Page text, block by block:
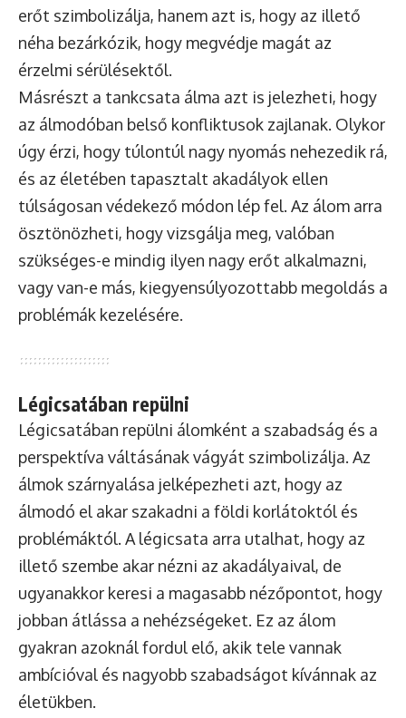
erőt szimbolizálja, hanem azt is, hogy az illető
néha bezárkózik, hogy megvédje magát az
érzelmi sérülésektől.
Másrészt a tankcsata álma azt is jelezheti, hogy
az álmodóban belső konfliktusok zajlanak. Olykor
úgy érzi, hogy túlontúl nagy nyomás nehezedik rá,
és az életében tapasztalt akadályok ellen
túlságosan védekező módon lép fel. Az álom arra
ösztönözheti, hogy vizsgálja meg, valóban
szükséges-e mindig ilyen nagy erőt alkalmazni,
vagy van-e más, kiegyensúlyozottabb megoldás a
problémák kezelésére.
Légicsatában repülni
Légicsatában repülni álomként a szabadság és a
perspektíva váltásának vágyát szimbolizálja. Az
álmok szárnyalása jelképezheti azt, hogy az
álmodó el akar szakadni a földi korlátoktól és
problémáktól. A légicsata arra utalhat, hogy az
illető szembe akar nézni az akadályaival, de
ugyanakkor keresi a magasabb nézőpontot, hogy
jobban átlássa a nehézségeket. Ez az álom
gyakran azoknál fordul elő, akik tele vannak
ambícióval és nagyobb szabadságot kívánnak az
életükben.